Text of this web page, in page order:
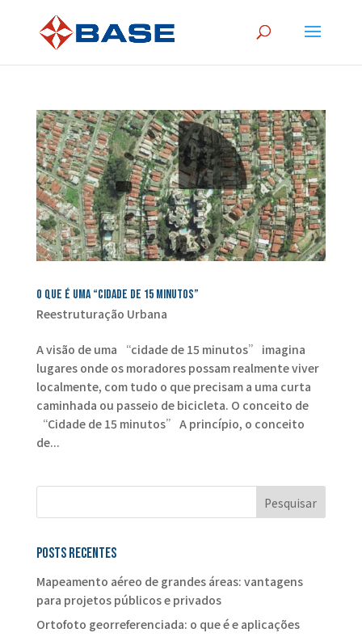
O que é uma “Cidade de 15 minutos”
Reestruturação Urbana
A visão de uma “cidade de 15 minutos” ​​imagina
lugares onde os moradores possam realmente viver
localmente, com tudo o que precisam a uma curta
caminhada ou passeio de bicicleta. O conceito de
“Cidade de 15 minutos” A princípio, o conceito
de...
Posts recentes
Mapeamento aéreo de grandes áreas: vantagens
para projetos públicos e privados
Ortofoto georreferenciada: o que é e aplicações